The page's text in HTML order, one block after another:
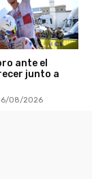
ante el
junto a
08/2026